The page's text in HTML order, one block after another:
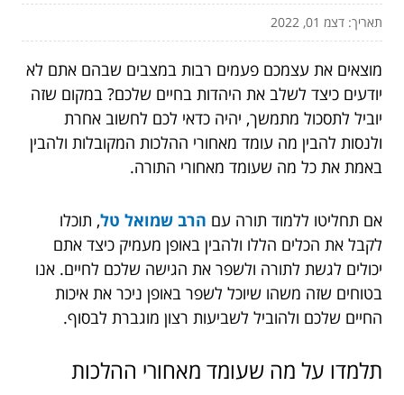
תאריך: דצמ 01, 2022
מוצאים את עצמכם פעמים רבות במצבים שבהם אתם לא
יודעים כיצד לשלב את היהדות בחיים שלכם? במקום שזה
יוביל לתסכול מתמשך, יהיה כדאי לכם לחשוב אחרת
ולנסות להבין מה עומד מאחורי ההלכות המקובלות ולהבין
באמת את כל מה שעומד מאחורי התורה.
אם תחליטו ללמוד תורה עם הרב שמואל טל, תוכלו
לקבל את הכלים הללו ולהבין באופן מעמיק כיצד אתם
יכולים לגשת לתורה ולשפר את הגישה שלכם לחיים. אנו
בטוחים שזה משהו שיוכל לשפר באופן ניכר את איכות
החיים שלכם ולהוביל לשביעות רצון מוגברת לבסוף.
תלמדו על מה שעומד מאחורי ההלכות